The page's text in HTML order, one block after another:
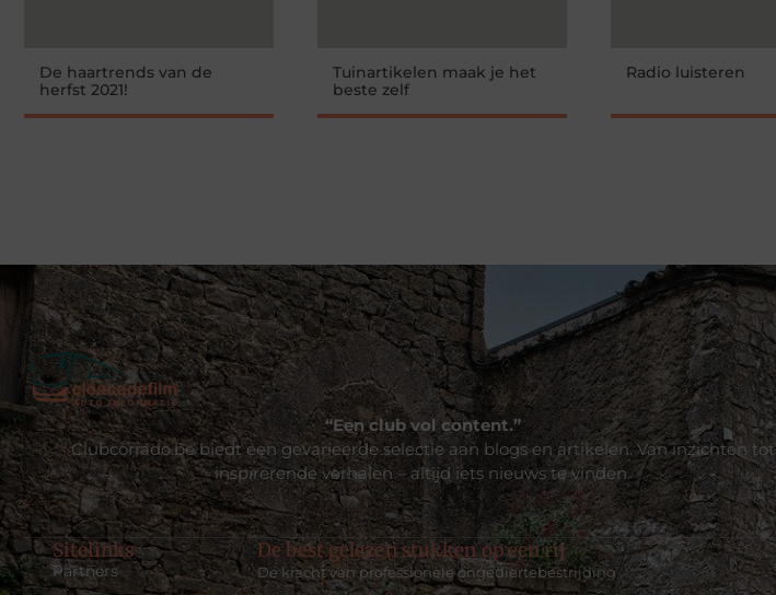
De haartrends van de
herfst 2021!
Tuinartikelen maak je het
beste zelf
Radio luisteren
“Een club vol content.”
Clubcorrado.be biedt een gevarieerde selectie aan blogs en artikelen. Van inzichten tot
inspirerende verhalen – altijd iets nieuws te vinden.
Sitelinks
Partners
De best gelezen stukken op een rij
De kracht van professionele ongediertebestrijding